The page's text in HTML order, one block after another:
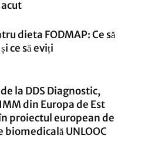
dieta FODMAP: Ce să
ce să eviți
la DDS Diagnostic,
din Europa de Est
proiectul european de
biomedicală UNLOOC